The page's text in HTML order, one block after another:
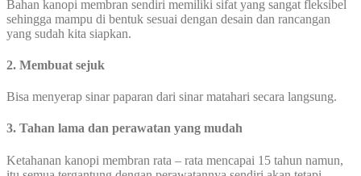
Bahan kanopi membran sendiri memiliki sifat yang sangat fleksibel
sehingga mampu di bentuk sesuai dengan desain dan rancangan
yang sudah kita siapkan.
2. Membuat sejuk
Bisa menyerap sinar paparan dari sinar matahari secara langsung.
3. Tahan lama dan perawatan yang mudah
Ketahanan kanopi membran rata – rata mencapai 15 tahun namun,